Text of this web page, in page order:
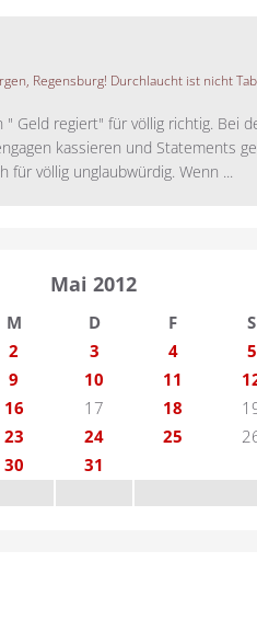
Regensburg! Durchlaucht ist nicht
" Geld regiert" für völlig richtig. Bei
kassieren und Statements
völlig unglaubwürdig. Wenn ...
Mai 2012
M D F
S
2 3 4
5
9 10 11
16 17 18
23 24 25
30
31